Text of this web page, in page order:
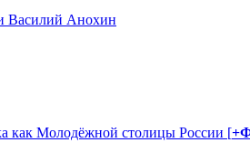
Василий Анохин
как Молодёжной столицы России [